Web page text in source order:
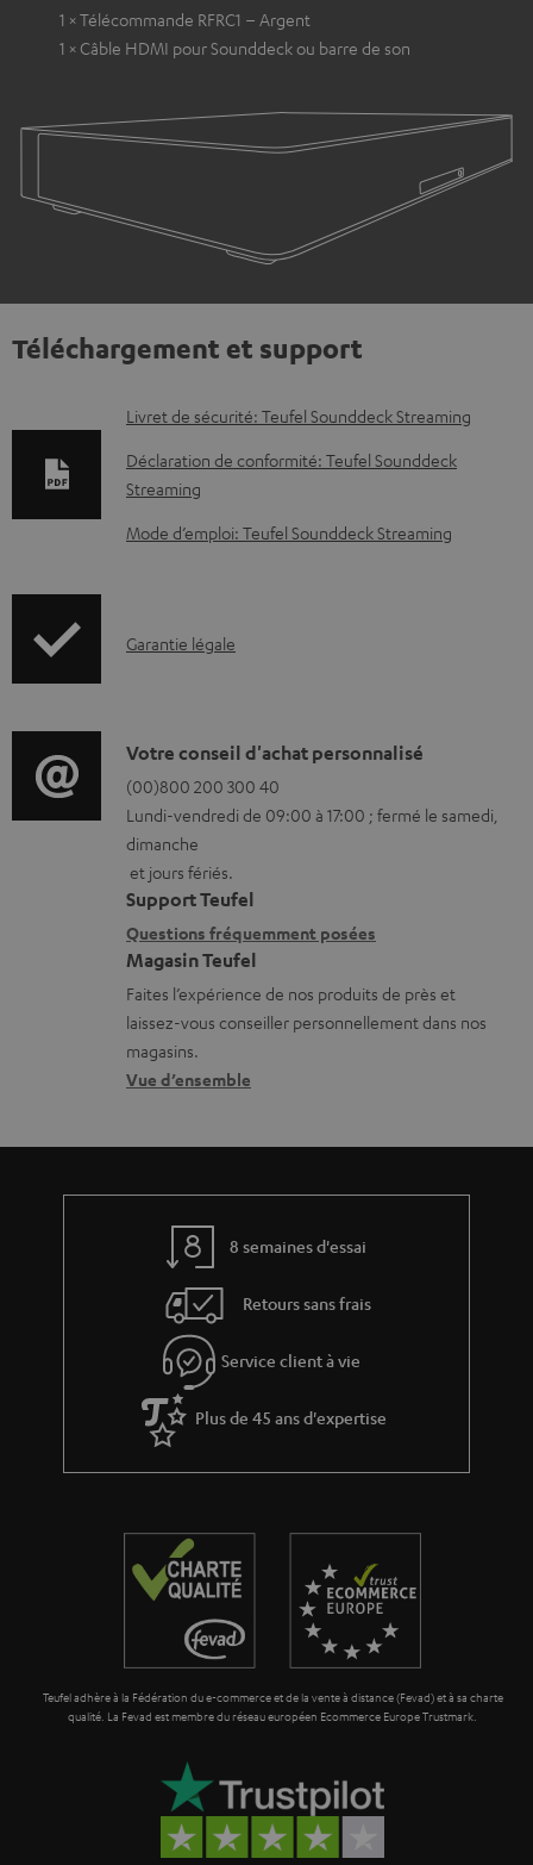
1 × Télécommande RFRC1 – Argent
1 × Câble HDMI pour Sounddeck ou barre de son
Téléchargement et support
D
o
c
u
n
t
é
l
é
c
a
r
g
e
a
e
Livret de sécurité: Teufel Sounddeck Streaming
Déclaration de conformité: Teufel Sounddeck
Streaming
Mode d’emploi: Teufel Sounddeck Streaming
I
o
r
m
a
t
i
o
n
s
r
l
a
a
r
i
Garantie légale
D
é
t
a
i
l
s
c
o
n
a
Votre conseil d'achat personnalisé
(00)800 200 300 40
Lundi-vendredi de 09:00 à 17:00 ; fermé le samedi,
dimanche
et jours fériés.
Support Teufel
Questions fréquemment posées
Magasin Teufel
Faites l’expérience de nos produits de près et
laissez-vous conseiller personnellement dans nos
magasins.
Vue d’ensemble
8 semaines d'essai
Retours sans frais
Service client à vie
Plus de 45 ans d'expertise
Teufel adhère à la Fédération du e-commerce et de la vente à distance (Fevad) et à sa charte
qualité. La Fevad est membre du réseau européen Ecommerce Europe Trustmark.